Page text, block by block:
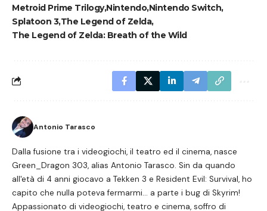
Metroid Prime TrilogyNintendoNintendo Switch
Splatoon 3The Legend of Zelda
The Legend of Zelda: Breath of the Wild
Antonio Tarasco
Dalla fusione tra i videogiochi, il teatro ed il cinema, nasce
Green_Dragon 303, alias Antonio Tarasco. Sin da quando
all'età di 4 anni giocavo a Tekken 3 e Resident Evil: Survival, ho
capito che nulla poteva fermarmi... a parte i bug di Skyrim!
Appassionato di videogiochi, teatro e cinema, soffro di